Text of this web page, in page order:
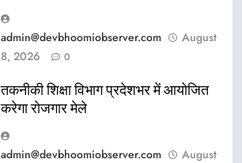
admin@devbhoomiobserver.com
August
8, 2026
0
तकनीकी शिक्षा विभाग प्रदेशभर में आयोजित
करेगा रोजगार मेले
admin@devbhoomiobserver.com
August